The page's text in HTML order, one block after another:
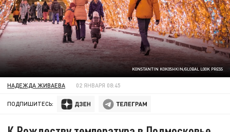
KONSTANTIN KOKOSHKIN/GLOBAL LOOK PRESS
НАДЕЖДА ЖИВАЕВА 02 ЯНВАРЯ 08:45
ПОДПИШИТЕСЬ: